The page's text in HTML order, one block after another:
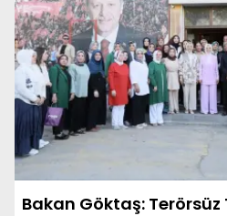
Bakan Göktaş: Terörsüz